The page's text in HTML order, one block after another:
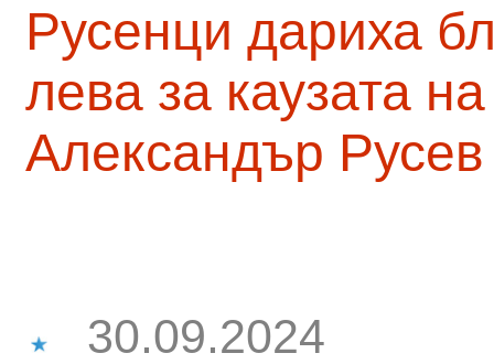
Русенци дариха
лева за каузата
Александър Русев
30.09.2024